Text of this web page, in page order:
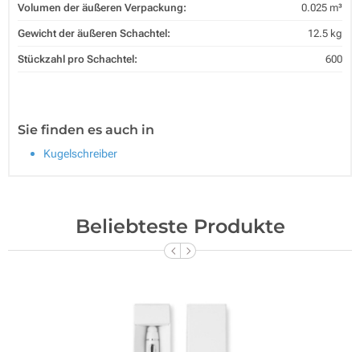
Volumen der äußeren Verpackung: 0.025 m³
Gewicht der äußeren Schachtel: 12.5 kg
Stückzahl pro Schachtel: 600
Sie finden es auch in
Kugelschreiber
Beliebteste Produkte